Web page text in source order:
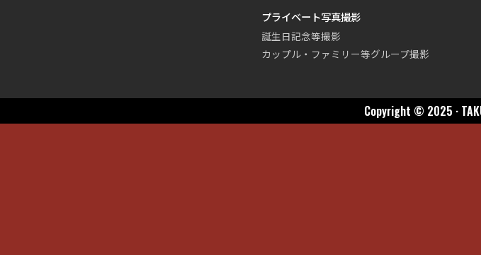
プライベート写真撮影
誕生日記念等撮影
カップル・ファミリー等グループ撮影
Copyright © 2025 ·